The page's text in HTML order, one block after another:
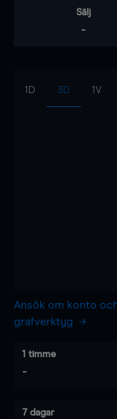
Sälj
-
1D 3D 1V
Ansök om konto
grafverktyg
1 timme
-
7 dagar